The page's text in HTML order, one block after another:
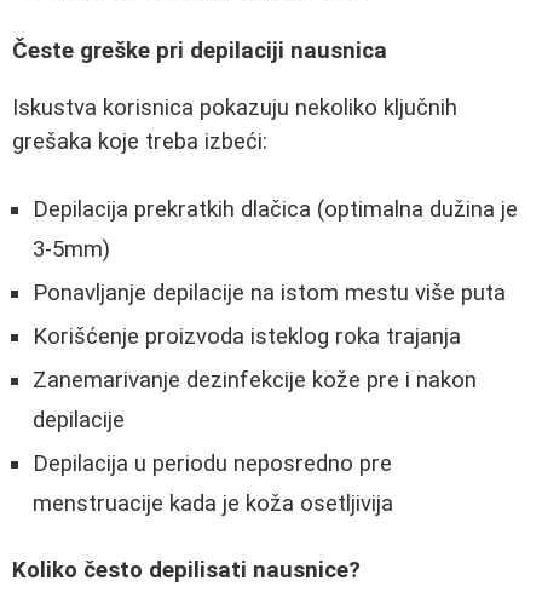
Česte greške pri depilaciji nausnica
Iskustva korisnica pokazuju nekoliko ključnih
grešaka koje treba izbeći:
Depilacija prekratkih dlačica (optimalna dužina je
3-5mm)
Ponavljanje depilacije na istom mestu više puta
Korišćenje proizvoda isteklog roka trajanja
Zanemarivanje dezinfekcije kože pre i nakon
depilacije
Depilacija u periodu neposredno pre
menstruacije kada je koža osetljivija
Koliko često depilisati nausnice?